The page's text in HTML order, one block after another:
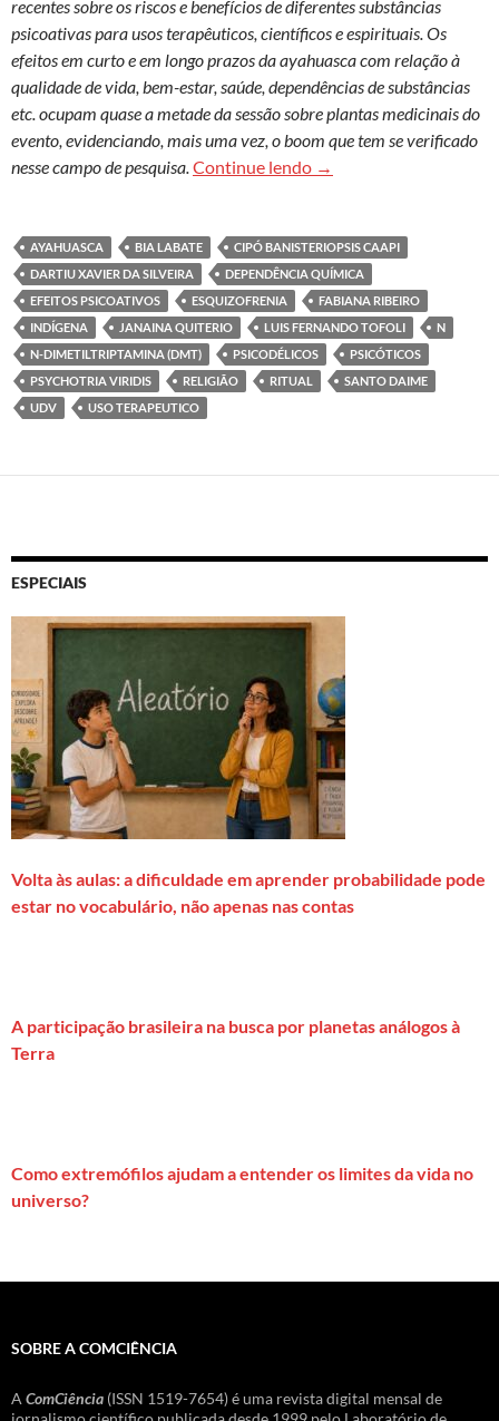
recentes sobre os riscos e benefícios de diferentes substâncias
psicoativas para usos terapêuticos, científicos e espirituais. Os
efeitos em curto e em longo prazos da ayahuasca com relação à
qualidade de vida, bem-estar, saúde, dependências de substâncias
etc. ocupam quase a metade da sessão sobre plantas medicinais do
evento, evidenciando, mais uma vez, o boom que tem se verificado
nesse campo de pesquisa.Continue lendo Ayahuasca:
→
AYAHUASCA BIA LABATE
CIPÓ BANISTERIOPSIS CAAPI
DARTIU XAVIER DA SILVEIRA
DEPENDÊNCIA QUÍMICA
EFEITOS PSICOATIVOS
ESQUIZOFRENIA
FABIANA RIBEIRO
INDÍGENA
JANAINA QUITERIO LUIS FERNANDO TOFOLI
N
N-DIMETILTRIPTAMINA (DMT)
PSICODÉLICOS
PSICÓTICOS
PSYCHOTRIA VIRIDIS
RELIGIÃO RITUAL
SANTO DAIME
UDV
USO TERAPEUTICO
ESPECIAIS
Volta às aulas: a dificuldade em aprender probabilidade pode
estar no vocabulário, não apenas nas contas
A participação brasileira na busca por planetas análogos à
Terra
Como extremófilos ajudam a entender os limites da vida no
universo?
SOBRE A COMCIÊNCIA
A ComCiência (ISSN 1519-7654) é uma revista digital mensal de